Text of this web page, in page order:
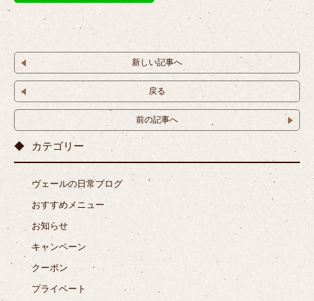
新しい記事へ
戻る
前の記事へ
カテゴリー
ヴェールの日常ブログ
おすすめメニュー
お知らせ
キャンペーン
クーポン
プライベート